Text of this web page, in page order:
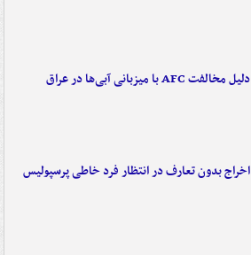
دلیل مخالفت AFC با میزبانی آبی‌ها در عراق
اخراج بدون تعارف در انتظار فرد خاطی پرسپولیس